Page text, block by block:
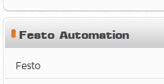
Festo Automation
Festo